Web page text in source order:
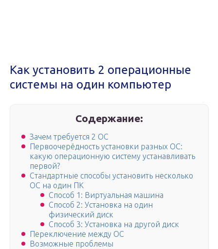
Как установить 2 операционные
системы на один компьютер
Содержание:
Зачем требуется 2 OC
Первоочерёдность установки разных ОС:
какую операционную систему устанавливать
первой?
Стандартные способы установить несколько
ОС на один ПК
Способ 1: Виртуальная машина
Способ 2: Установка на один
физический диск
Способ 3: Установка на другой диск
Переключение между OC
Возможные проблемы